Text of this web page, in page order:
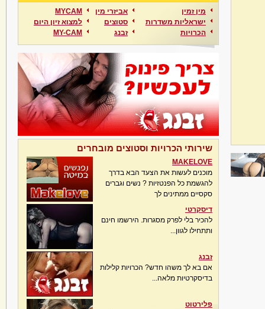
מין זמין
ישראליות משדרות
הכרויות
אביזרי מין
סטוצים
זבנג
MYCAM
למצוא זיון היום
MY-CAM
שירותי הכרויות וסטוצים מובחרים
MAKELOVE
מוכנים לעשות את הצעד הבא בדרך
להגשמת כל הפנטזיות ? נשים וגברים
סקסיים ממתינים לך
דיסקרטי
להכיר בלי לפרק מסגרות. הירשמו חינם
ותתחילו לגוון...
זבנג
אם בא לך משהו חדש? הכרויות קלילות
בדיסקרטיות מלאה...
פלירטוט